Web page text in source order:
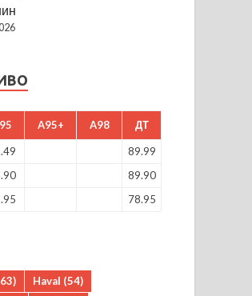
A95+ A98 ДТ
89.99
89.90
78.95
Haval (54)